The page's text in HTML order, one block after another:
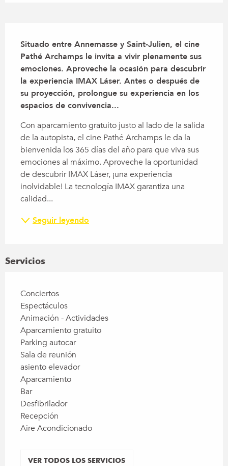
Situado entre Annemasse y Saint-Julien, el cine
Pathé Archamps le invita a vivir plenamente sus
emociones. Aproveche la ocasión para descubrir
la experiencia IMAX Láser. Antes o después de
su proyección, prolongue su experiencia en los
espacios de convivencia...
Con aparcamiento gratuito justo al lado de la salida
de la autopista, el cine Pathé Archamps le da la
bienvenida los 365 días del año para que viva sus
emociones al máximo. Aproveche la oportunidad
de descubrir IMAX Láser, ¡una experiencia
inolvidable! La tecnología IMAX garantiza una
calidad...
Seguir leyendo
Servicios
Conciertos
Espectáculos
Animación - Actividades
Aparcamiento gratuito
Parking autocar
Sala de reunión
asiento elevador
Aparcamiento
Bar
Desfibrilador
Recepción
Aire Acondicionado
VER TODOS LOS SERVICIOS